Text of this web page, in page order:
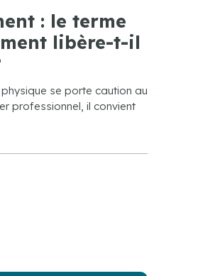
: le terme
libère-t-il
se porte caution au
professionnel, il convient